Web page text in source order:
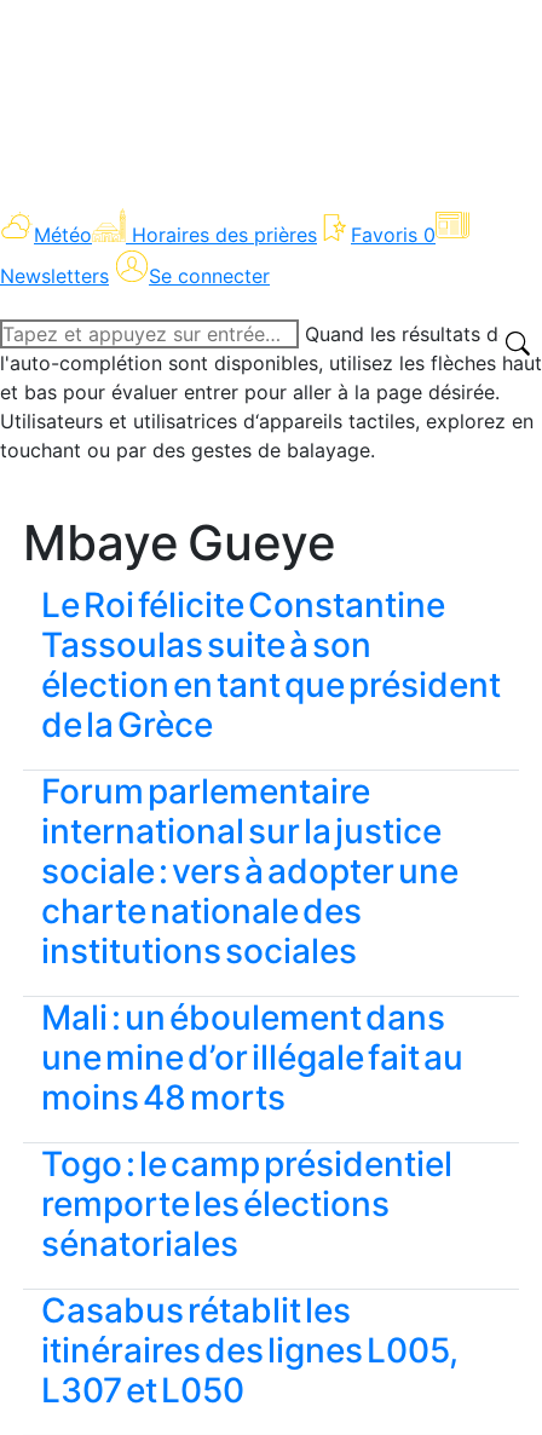
Météo Horaires des prières Favoris 0
Newsletters
Se connecter
Recherche
:
Quand les résultats de
l'auto-complétion sont disponibles, utilisez les flèches haut
et bas pour évaluer entrer pour aller à la page désirée.
Utilisateurs et utilisatrices d‘appareils tactiles, explorez en
touchant ou par des gestes de balayage.
Mbaye Gueye
Le Roi félicite Constantine
Tassoulas suite à son
élection en tant que président
de la Grèce
Forum parlementaire
international sur la justice
sociale : vers à adopter une
charte nationale des
institutions sociales
Mali : un éboulement dans
une mine d’or illégale fait au
moins 48 morts
Togo : le camp présidentiel
remporte les élections
sénatoriales
Casabus rétablit les
itinéraires des lignes L005,
L307 et L050